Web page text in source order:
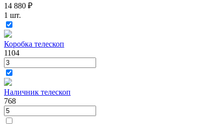
14 880 ₽
1 шт.
Коробка телескоп
1104
Наличник телескоп
768